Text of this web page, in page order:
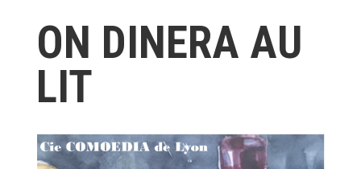
ON DINERA AU
LIT